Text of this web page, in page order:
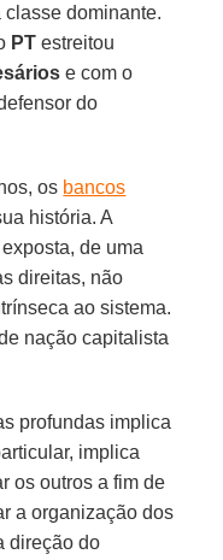
dominante.
PT estreitou
e com o
do
os bancos
história. A
de uma
direitas, não
ao sistema.
nação capitalista
profundas implica
implica
os outros a fim de
a organização dos
direção do